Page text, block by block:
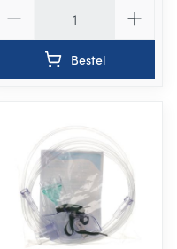
Bestel